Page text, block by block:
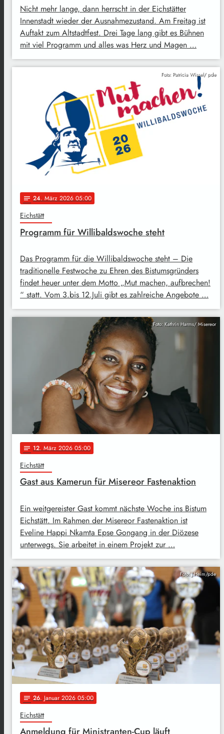
Nicht mehr lange, dann herrscht in der Eichstätter
Innenstadt wieder der Ausnahmezustand. Am Freitag ist
Auftakt zum Altstadtfest. Drei Tage lang gibt es Bühnen
mit viel Programm und alles was Herz und Magen …
Foto: Patricia Wissel/ pde
notes 24. März 2026 05:00
Eichstätt
Programm für Willibaldswoche steht
Das Programm für die Willibaldswoche steht – Die
traditionelle Festwoche zu Ehren des Bistumsgründers
findet heuer unter dem Motto „Mut machen, aufbrechen!
“ statt. Vom 3.bis 12.Juli gibt es zahlreiche Angebote …
Foto: Kathrin Harms/ Misereor
notes 12. März 2026 05:00
Eichstätt
Gast aus Kamerun für Misereor Fastenaktion
Ein weitgereister Gast kommt nächste Woche ins Bistum
Eichstätt. Im Rahmen der Misereor Fastenaktion ist
Eveline Happi Nkamta Epse Gongang in der Diözese
unterwegs. Sie arbeitet in einem Projekt zur …
Foto: J.Heim/pde
notes 26. Januar 2026 05:00
Eichstätt